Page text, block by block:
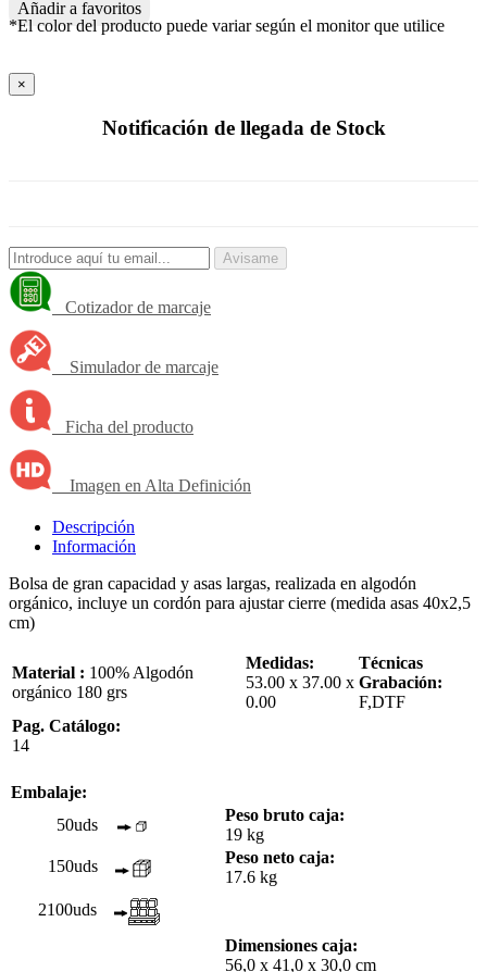
Añadir a favoritos
*El color del producto puede variar según el monitor que utilice
×
Notificación de llegada de Stock
Avisame
Cotizador de marcaje
Simulador de marcaje
Ficha del producto
Imagen en Alta Definición
Descripción
Información
Bolsa de gran capacidad y asas largas, realizada en algodón
orgánico, incluye un cordón para ajustar cierre (medida asas 40x2,5
cm)
Material : 100% Algodón
orgánico 180 grs
Medidas:
53.00 x 37.00 x
0.00
Técnicas
Grabación:
F,DTF
Pag. Catálogo:
14
Embalaje:
50uds
Peso bruto caja:
19 kg
150uds
Peso neto caja:
17.6 kg
2100uds
Dimensiones caja:
56,0 x 41,0 x 30,0 cm